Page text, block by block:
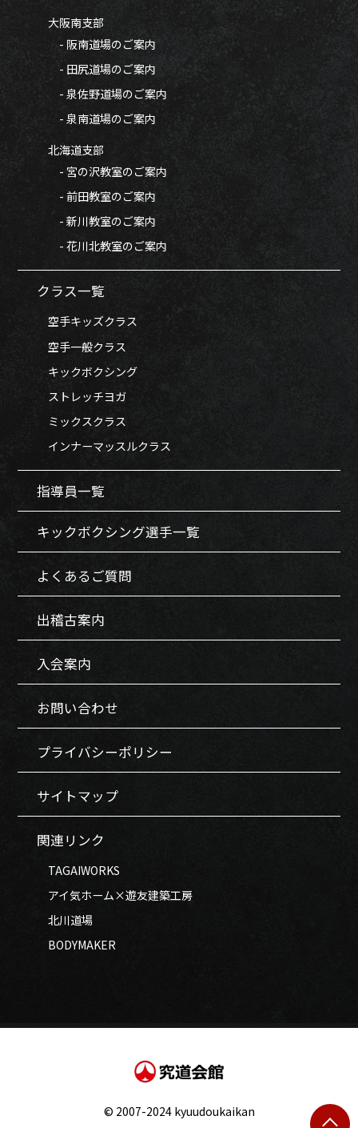
大阪南支部
- 阪南道場のご案内
- 田尻道場のご案内
- 泉佐野道場のご案内
- 泉南道場のご案内
北海道支部
- 宮の沢教室のご案内
- 前田教室のご案内
- 新川教室のご案内
- 花川北教室のご案内
クラス一覧
空手キッズクラス
空手一般クラス
キックボクシング
ストレッチヨガ
ミックスクラス
インナーマッスルクラス
指導員一覧
キックボクシング選手一覧
よくあるご質問
出稽古案内
入会案内
お問い合わせ
プライバシーポリシー
サイトマップ
関連リンク
TAGAIWORKS
アイ気ホーム×遊友建築工房
北川道場
BODYMAKER
© 2007-2024 kyuudoukaikan